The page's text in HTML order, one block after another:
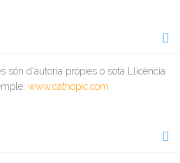
són d'autoria pròpies o sota Llicència
www.cathopic.com